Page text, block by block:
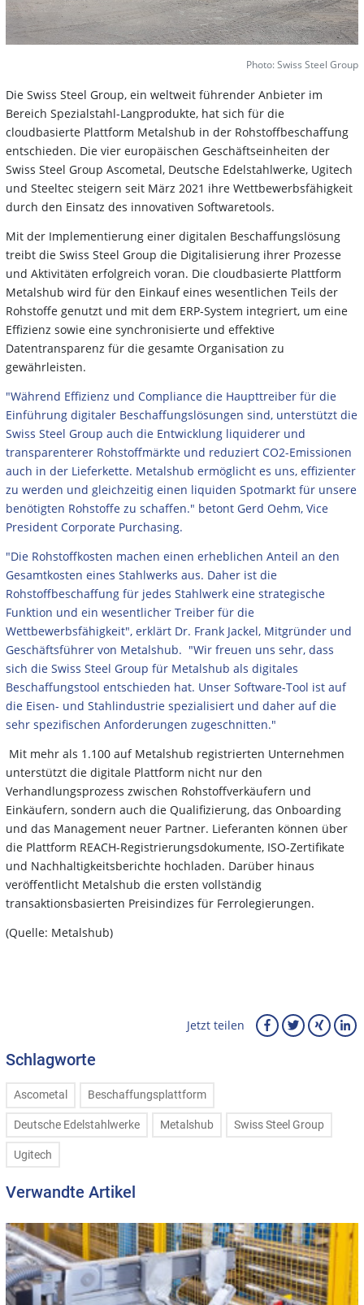
Die Swiss Steel Group, ein weltweit führender Anbieter im
Bereich Spezialstahl-Langprodukte, hat sich für die
cloudbasierte Plattform Metalshub in der Rohstoffbeschaffung
entschieden. Die vier europäischen Geschäftseinheiten der
Swiss Steel Group Ascometal, Deutsche Edelstahlwerke, Ugitech
und Steeltec steigern seit März 2021 ihre Wettbewerbsfähigkeit
durch den Einsatz des innovativen Softwaretools.
Mit der Implementierung einer digitalen Beschaffungslösung
treibt die Swiss Steel Group die Digitalisierung ihrer Prozesse
und Aktivitäten erfolgreich voran. Die cloudbasierte Plattform
Metalshub wird für den Einkauf eines wesentlichen Teils der
Rohstoffe genutzt und mit dem ERP-System integriert, um eine
Effizienz sowie eine synchronisierte und effektive
Datentransparenz für die gesamte Organisation zu
gewährleisten.
"Während Effizienz und Compliance die Haupttreiber für die
Einführung digitaler Beschaffungslösungen sind, unterstützt die
Swiss Steel Group auch die Entwicklung liquiderer und
transparenterer Rohstoffmärkte und reduziert CO2-Emissionen
auch in der Lieferkette. Metalshub ermöglicht es uns, effizienter
zu werden und gleichzeitig einen liquiden Spotmarkt für unsere
benötigten Rohstoffe zu schaffen." betont Gerd Oehm, Vice
President Corporate Purchasing.
"Die Rohstoffkosten machen einen erheblichen Anteil an den
Gesamtkosten eines Stahlwerks aus. Daher ist die
Rohstoffbeschaffung für jedes Stahlwerk eine strategische
Funktion und ein wesentlicher Treiber für die
Wettbewerbsfähigkeit", erklärt Dr. Frank Jackel, Mitgründer und
Geschäftsführer von Metalshub. "Wir freuen uns sehr, dass
sich die Swiss Steel Group für Metalshub als digitales
Beschaffungstool entschieden hat. Unser Software-Tool ist auf
die Eisen- und Stahlindustrie spezialisiert und daher auf die
sehr spezifischen Anforderungen zugeschnitten."
Mit mehr als 1.100 auf Metalshub registrierten Unternehmen
unterstützt die digitale Plattform nicht nur den
Verhandlungsprozess zwischen Rohstoffverkäufern und
Einkäufern, sondern auch die Qualifizierung, das Onboarding
und das Management neuer Partner. Lieferanten können über
die Plattform REACH-Registrierungsdokumente, ISO-Zertifikate
und Nachhaltigkeitsberichte hochladen. Darüber hinaus
veröffentlicht Metalshub die ersten vollständig
transaktionsbasierten Preisindizes für Ferrolegierungen.
(Quelle: Metalshub)
Photo: Swiss Steel Group
Jetzt teilen
Schlagworte
Ascometal Beschaffungsplattform
Deutsche Edelstahlwerke Metalshub Swiss Steel Group
Ugitech
Verwandte Artikel